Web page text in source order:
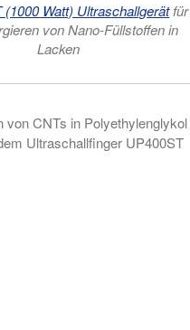
(1000 Watt) Ultraschallgerätfür
von Nano-Füllstoffen in
Lacken
von CNTs in Polyethylenglykol
Ultraschallfinger UP400ST